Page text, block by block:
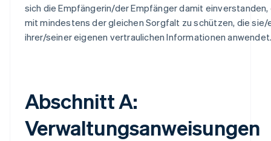
sich die Empfängerin/der Empfänger damit
mit mindestens der gleichen Sorgfalt zu schützen, die sie/
ihrer/seiner eigenen vertraulichen Informationen
Abschnitt A:
Verwaltungsanweisungen